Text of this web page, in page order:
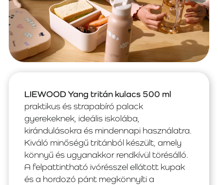
LIEWOOD Yang tritán kulacs 500 ml
praktikus és strapabíró palack
gyerekeknek, ideális iskolába,
kirándulásokra és mindennapi használatra.
Kiváló minőségű tritánból készült, amely
könnyű és ugyanakkor rendkívül törésálló.
A felpattintható ivórésszel ellátott kupak
és a hordozó pánt megkönnyíti a